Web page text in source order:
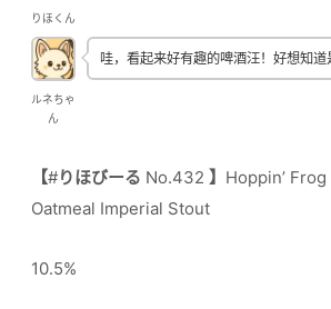
りほくん
ルネちゃ
ん
哇，看起来好有趣的啤酒汪！好想知道
【#りほびーる No.432 】 Hoppin’ Frog
Oatmeal Imperial Stout
10.5%